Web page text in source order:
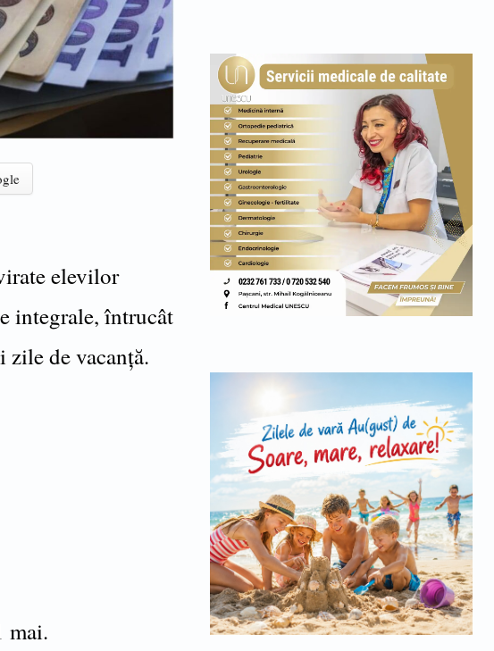
elevilor
integrale, întrucât
zile de vacanță.
mai.